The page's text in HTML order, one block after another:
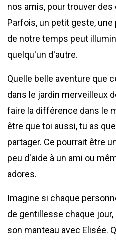
nos amis, pour trouver
Parfois, un petit geste, une
de notre temps peut
quelqu'un d'autre.
Quelle belle aventure que
dans le jardin merveilleux
faire la différence dans le
être que toi aussi, tu as
partager. Ce pourrait être
peu d'aide à un ami ou
adores.
Imagine si chaque
de gentillesse chaque jour,
son manteau avec Elisée.